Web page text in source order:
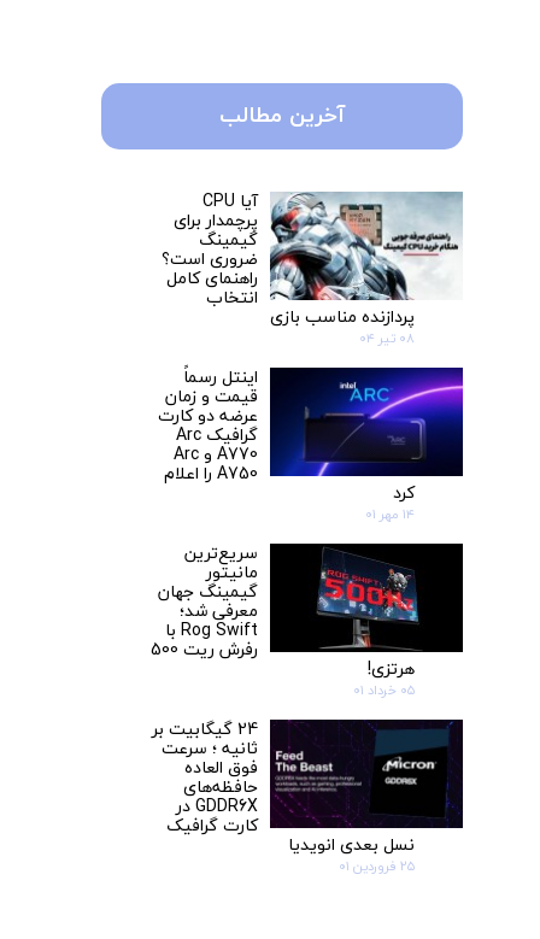
آخرین مطالب
آیا CPU
پرچمدار برای
گیمینگ
ضروری است؟
راهنمای کامل
انتخاب
پردازنده مناسب بازی
۰۸ تیر ۰۴
اینتل رسماً
قیمت و زمان
عرضه دو کارت‌
گرافیک Arc
A770 و Arc
A750 را اعلام
کرد
۱۴ مهر ۰۱
سریع‌ترین
مانیتور
گیمینگ جهان
معرفی شد؛
Rog Swift با
رفرش ریت 500
هرتزی!
۰۵ خرداد ۰۱
24 گیگابیت بر
ثانیه ؛ سرعت
فوق العاده
حافظه‌‎های
GDDR6X در
کارت گرافیک
نسل بعدی انویدیا
۲۵ فروردین ۰۱